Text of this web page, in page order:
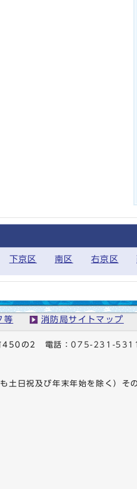
下京区 南区 右京区
等 消防局サイトマップ
450の2 電話：075-231-5311
日祝及び年末年始を除く）そ